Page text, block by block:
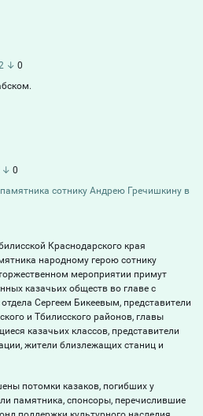
↓ 0
↓ 0
сотнику Андрею Гречишкину в
Краснодарского края
народному герою сотнику
мероприятии примут
казачьих обществ во главе с
Сергеем Бикеевым, представители
и Тбилисского районов, главы
казачьих классов, представители
жители близлежащих станиц и
потомки казаков, погибших у
памятника, спонсоры, перечислившие